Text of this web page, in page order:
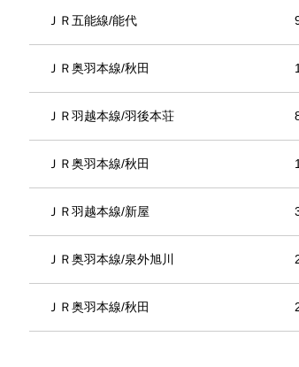
ＪＲ五能線/能代
ＪＲ奥羽本線/秋田
ＪＲ羽越本線/羽後本荘
ＪＲ奥羽本線/秋田
ＪＲ羽越本線/新屋
ＪＲ奥羽本線/泉外旭川
ＪＲ奥羽本線/秋田